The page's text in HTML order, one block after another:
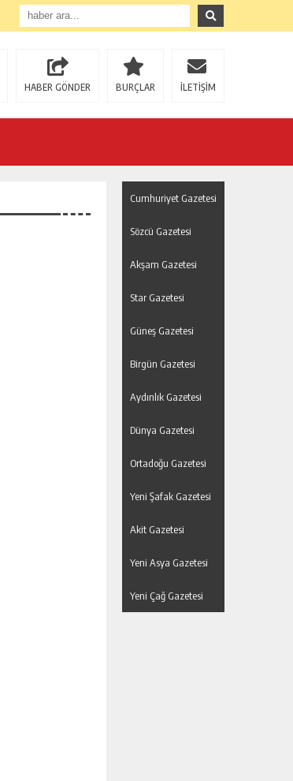
HABER GÖNDER BURÇLAR İLETİŞİM
Cumhuriyet Gazetesi
Sözcü Gazetesi
Akşam Gazetesi
Star Gazetesi
Güneş Gazetesi
Birgün Gazetesi
Aydınlık Gazetesi
Dünya Gazetesi
Ortadoğu Gazetesi
Yeni Şafak Gazetesi
Akit Gazetesi
Yeni Asya Gazetesi
Yeni Çağ Gazetesi